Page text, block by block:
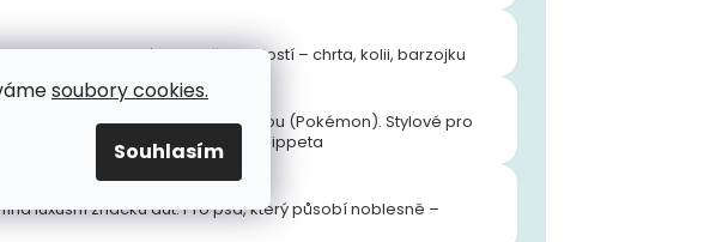
soubory cookies.
Souhlasím
ale i fenu s krásou a ušlechtilostí – chrta, kolii, barzojku
„jasan“) nebo popkulturou (Pokémon). Stylové pro
– dobermana, špice nebo whippeta
luxusní značku aut. Pro psa, který působí noblesně –